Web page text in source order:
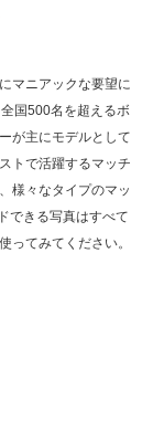
へマッスルプラ
マニアックな要望に
国500名を超えるボ
が主にモデルとして
トで活躍するマッチ
様々なタイプのマッ
できる写真はすべて
ってみてください。